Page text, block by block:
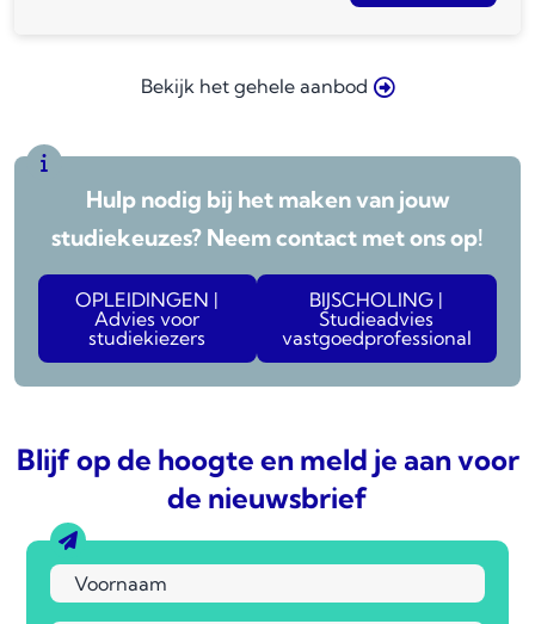
Bekijk het gehele aanbod
Hulp nodig bij het maken van jouw
studiekeuzes? Neem contact met ons op!
OPLEIDINGEN |
Advies voor
studiekiezers
BIJSCHOLING |
Studieadvies
vastgoedprofessional
Blijf op de hoogte en meld je aan voor
de nieuwsbrief